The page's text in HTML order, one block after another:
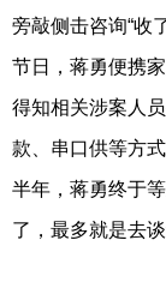
旁敲侧击咨询“收
节日，蒋勇便携家
得知相关涉案人
款、串口供等方
半年，蒋勇终于
了，最多就是去